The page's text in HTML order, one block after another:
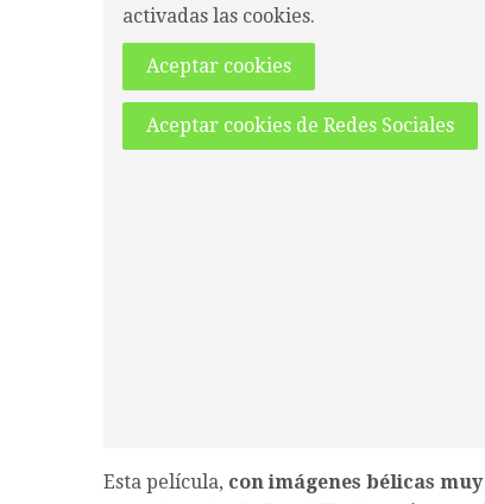
activadas las cookies.
Aceptar cookies
Aceptar cookies de Redes Sociales
Esta película, con imágenes bélicas